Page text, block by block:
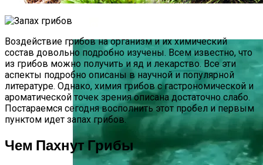
Воздействие грибов на организм и их химический
состав довольно подробно изучены. Всем известно, что
из грибов можно получить и яд и лекарство. Все эти
аспекты подробно описаны в научной и популярной
литературе. Однако, химия грибов с гастрономической и
ароматической точек зрения описана достаточно слабо.
Постараемся сегодня восполнить этот пробел и первым
пунктом идет запах грибов.
Чем Пахнут Грибы